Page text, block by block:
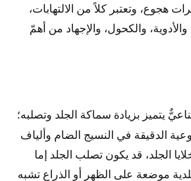
هجوع، وتعتبر كلاً من الالتهابات،
والكحول، والإجهاد من أهمّ
يتميز بزيادة سماكة الجلد وتصلبه؛
الدقيقة في النسيج الضام وألياف
الجلد، قد يكون تصلب الجلد إما
موضعة على الظهر أو الذراع تشبه